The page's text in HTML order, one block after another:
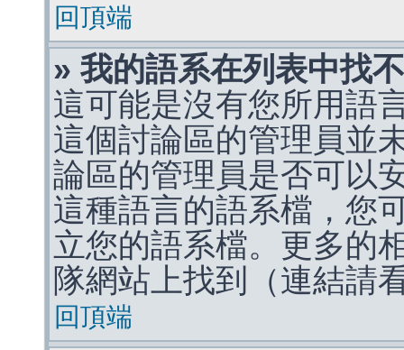
回頂端
» 我的語系在列表中找
這可能是沒有您所用語
這個討論區的管理員並
論區的管理員是否可以
這種語言的語系檔，您
立您的語系檔。更多的
隊網站上找到（連結請
回頂端